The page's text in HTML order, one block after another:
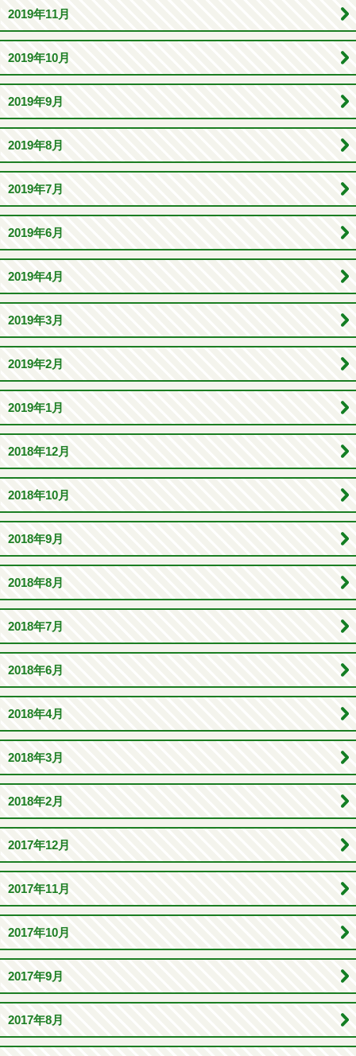
2019年11月
2019年10月
2019年9月
2019年8月
2019年7月
2019年6月
2019年4月
2019年3月
2019年2月
2019年1月
2018年12月
2018年10月
2018年9月
2018年8月
2018年7月
2018年6月
2018年4月
2018年3月
2018年2月
2017年12月
2017年11月
2017年10月
2017年9月
2017年8月